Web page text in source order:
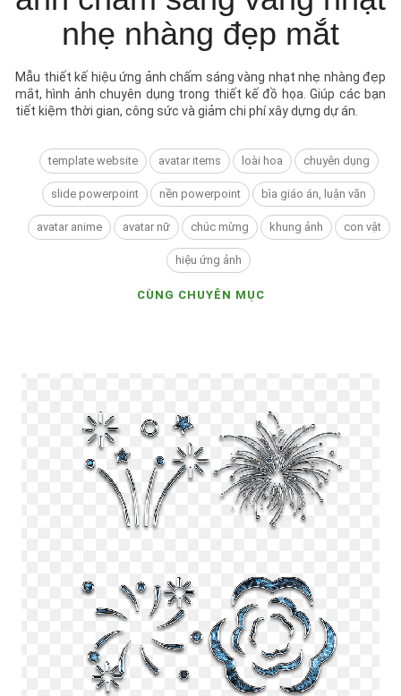
nhẹ nhàng đẹp mắt
Mẫu thiết kế hiệu ứng ảnh chấm sáng vàng nhạt nhẹ nhàng đẹp
mắt, hình ảnh chuyên dụng trong thiết kế đồ họa. Giúp các bạn
tiết kiệm thời gian, công sức và giảm chi phí xây dựng dự án.
template website avatar items loài hoa chuyên dụng
slide powerpoint nền powerpoint bìa giáo án, luận văn
avatar anime avatar nữ chúc mừng khung ảnh con vật
hiệu ứng ảnh
CÙNG CHUYÊN MỤC